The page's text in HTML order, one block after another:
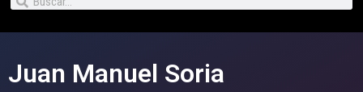
Juan Manuel Soria